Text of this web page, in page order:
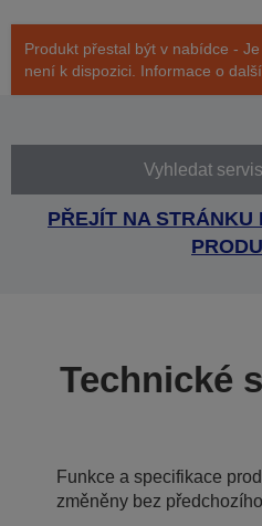
Produkt přestal být v nabídce -
není k dispozici. Informace o
Vyhledat
PŘEJÍT NA STRÁNKU
Technické
Funkce a specifikace
změněny bez